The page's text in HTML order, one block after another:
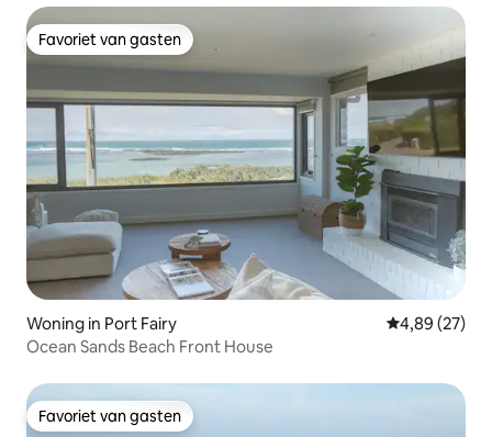
Favoriet van gasten
Favoriet van gasten
Woning in Port Fairy Gemiddelde
4,89 (27)
Ocean Sands Beach Front House
Favoriet van gasten
Favoriet van gasten